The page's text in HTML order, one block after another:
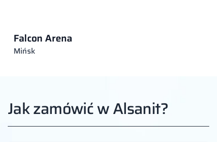
Falcon Arena
Mińsk
Jak zamówić w Alsanit?